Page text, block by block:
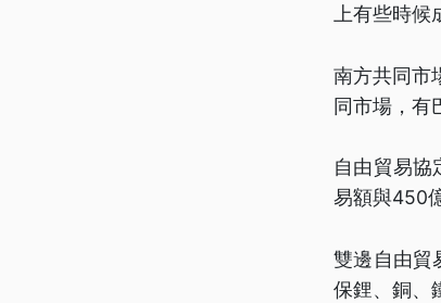
上有些時
南方共同市
同市場，有
自由貿易協
易額與450
雙邊自由貿
保鋰、銅、